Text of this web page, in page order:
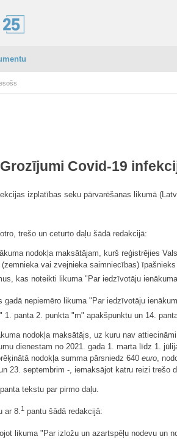
Grozījumi Covid-19
izplatības seku pārvarēšanas likumā
trešo un ceturto daļu šādā redakcijā:
nodokļa maksātājam, kurš reģistrējies
vai zvejnieka saimniecības)
kas noteikti likuma "Par iedzīvotāju
gadā nepiemēro likuma "Par iedzīvotāju
1. panta 2. punkta "m" apakšpunktu un 14.
nodokļa maksātājs, uz kuru nav
dienestam no 2021. gada 1. marta līdz 1.
nodokļa summa pārsniedz 640 euro ,
23. septembrim -, iemaksājot katru reizi trešo
tekstu par pirmo daļu.
ar 8.1 pantu šādā redakcijā:
likuma "Par izložu un azartspēļu nodevu un